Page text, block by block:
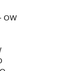
OW